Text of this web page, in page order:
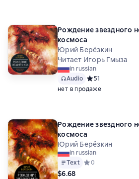
Рождение звездного
космоса
Юрий Берёзкин
Читает Игорь Гмыза
in russian
Audio Средний рейтинг
51
нет в продаже
Рождение звездного
космоса
Юрий Берёзкин
in russian
Text Средний рейтинг
0
$6.68